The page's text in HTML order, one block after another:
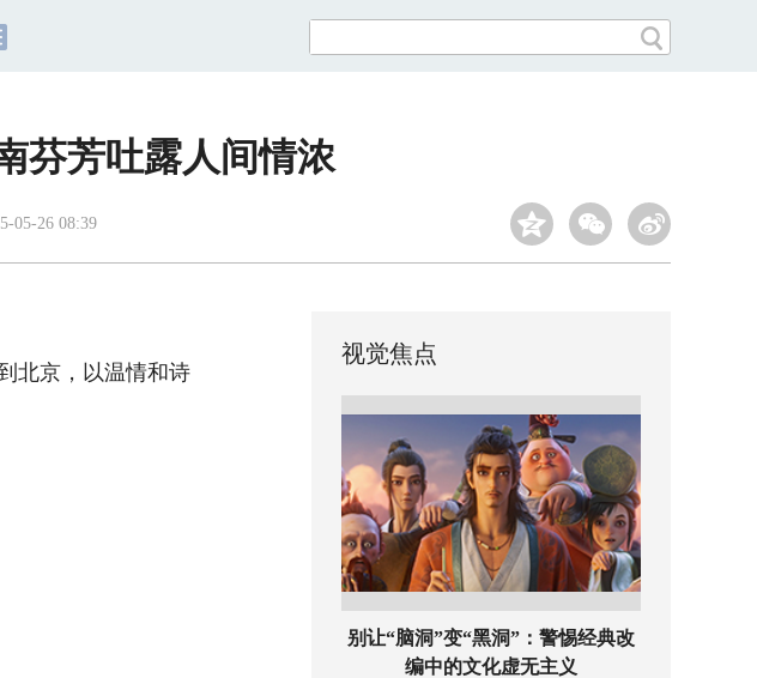
芬芳吐露人间情浓
05-26 08:39
北京，以温情和诗
视觉焦点
别让“脑洞”变“黑洞”：警惕经典改
编中的文化虚无主义